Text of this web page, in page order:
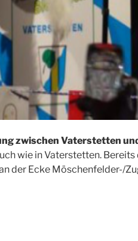
zwischen Vaterstetten
wie in Vaterstetten.
der Ecke Möschenfelder-/